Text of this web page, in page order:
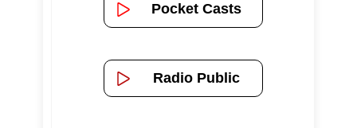
Pocket Casts
Radio Public